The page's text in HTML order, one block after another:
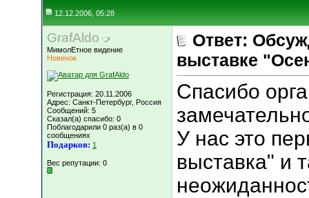
12.12.2006, 05:28
GrafAldo
МимолЕтное видение
Новичок
Регистрация: 20.11.2006
Адрес: Санкт-Петербург, Россия
Сообщений: 5
Сказал(а) спасибо: 0
Поблагодарили 0 раз(а) в 0
сообщениях
Подарков: 1
Вес репутации: 0
Ответ:
выставке
Спасибо
У нас это
выставка" и